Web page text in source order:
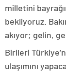
milletini
bekliyoruz.
akıyor; gelin,
Birileri
ulaşımını